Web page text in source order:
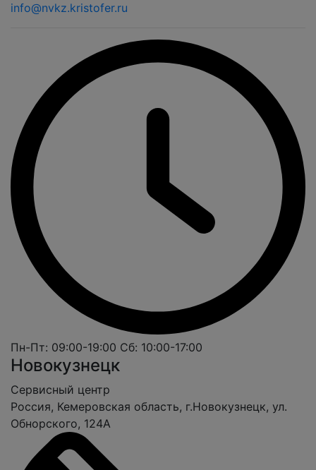
info@nvkz.kristofer.ru
Пн-Пт: 09:00-19:00 Сб: 10:00-17:00
Новокузнецк
Cервисный центр
Россия, Кемеровская область, г.Новокузнецк, ул.
Обнорского, 124А